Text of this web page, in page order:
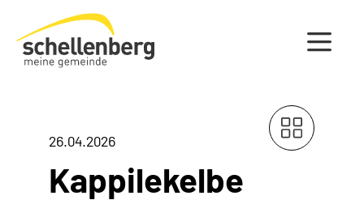
Gemeinde Schellenberg Startseite
26.04.2026
Kappilekelbe